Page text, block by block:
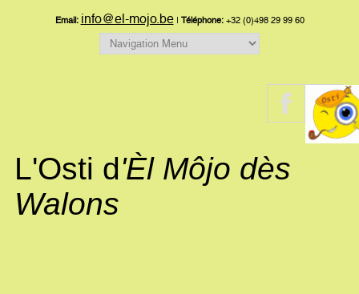
Email: info@el-mojo.be| Téléphone:+32 (0)498 29 99 60
L'Osti d'Èl Môjo dès
Walons